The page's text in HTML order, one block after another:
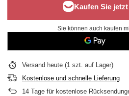
Sie können auch kaufen
Versand heute (1 szt. auf Lager)
Kostenlose und schnelle Lieferung
14 Tage für kostenlose